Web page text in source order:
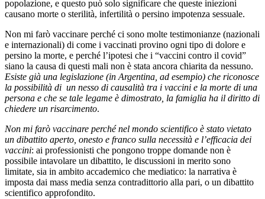
popolazione, e questo può solo significare che queste iniezioni
causano morte o sterilità, infertilità o persino impotenza sessuale.
Non mi farò vaccinare perché ci sono molte testimonianze (nazionali
e internazionali) di come i vaccinati provino ogni tipo di dolore e
persino la morte, e perché l’ipotesi che i “vaccini contro il covid”
siano la causa di questi mali non è stata ancora chiarita da nessuno.
Esiste già una legislazione (in Argentina, ad esempio) che riconosce
la possibilità di un nesso di causalità tra i vaccini e la morte di una
persona e che se tale legame è dimostrato, la famiglia ha il diritto di
chiedere un risarcimento.
Non mi farò vaccinare perché nel mondo scientifico è stato vietato
un dibattito aperto, onesto e franco sulla necessità e l’efficacia dei
vaccini: ai professionisti che pongono troppe domande non è
possibile intavolare un dibattito, le discussioni in merito sono
limitate, sia in ambito accademico che mediatico: la narrativa è
imposta dai mass media senza contradittorio alla pari, o un dibattito
scientifico approfondito.